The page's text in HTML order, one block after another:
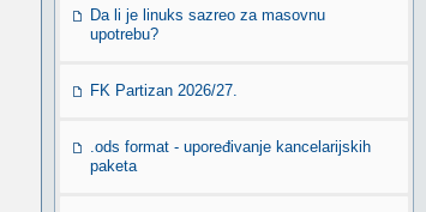
Da li je linuks sazreo za masovnu
upotrebu?
FK Partizan 2026/27.
.ods format - upoređivanje kancelarijskih
paketa